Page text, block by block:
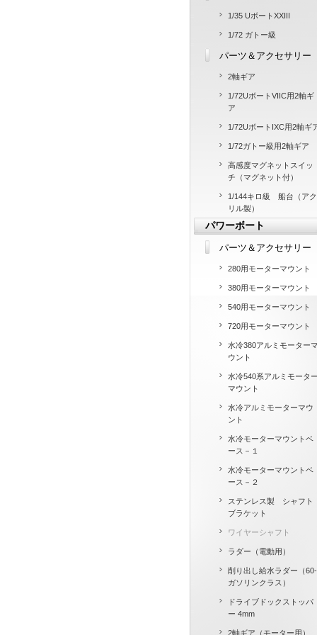
1/35 UボートXXIII
1/72 ガトー級
パーツ＆アクセサリー
2軸ギア
1/72UボートVIIC用2軸ギ
ア
1/72UボートIXC用2軸ギ
1/72ガトー級用2軸ギア
高感度マグネットスイッ
チ（マグネット付）
1/144キロ級 船台（アク
リル製）
パワーボート
パーツ＆アクセサリー
280用モーターマウント
380用モーターマウント
540用モーターマウント
720用モーターマウント
水冷380アルミモーター
ウント
水冷540系アルミモータ
マウント
水冷アルミモーターマウ
ント
水冷モーターマウントベ
ース－１
水冷モーターマウントベ
ース－２
ステンレス製 シャフト
ブラケット
ワイヤーシャフト
ラダー（電動用）
削り出し給水ラダー（60-
ガソリンクラス）
ドライブドックストッパ
ー 4mm
2軸ギア（モーター用）